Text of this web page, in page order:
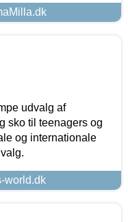
udvalg af
sko til teenagers og
og internationale
world.dk